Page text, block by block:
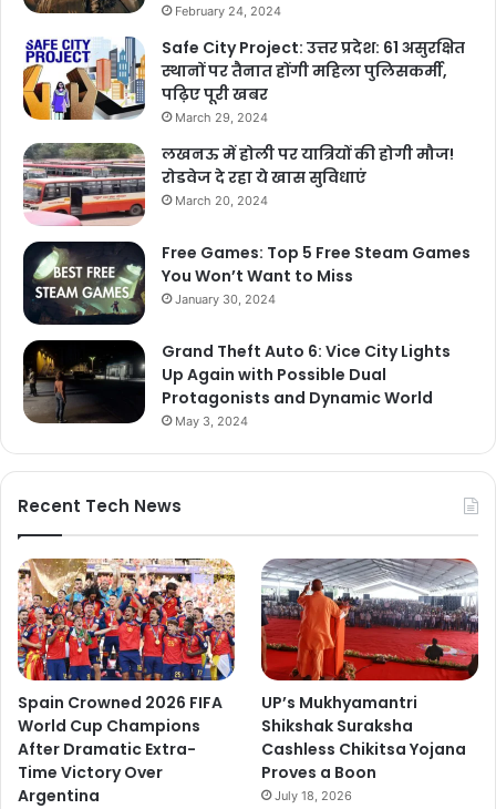
February 24, 2024
Safe City Project: उत्तर प्रदेश: 61 असुरक्षित
स्थानों पर तैनात होंगी महिला पुलिसकर्मी,
पढ़िए पूरी खबर
March 29, 2024
लखनऊ में होली पर यात्रियों की होगी मौज!
रोडवेज दे रहा ये खास सुविधाएं
March 20, 2024
Free Games: Top 5 Free Steam Games
You Won’t Want to Miss
January 30, 2024
Grand Theft Auto 6: Vice City Lights
Up Again with Possible Dual
Protagonists and Dynamic World
May 3, 2024
Recent Tech News
Spain Crowned 2026 FIFA
World Cup Champions
After Dramatic Extra-
Time Victory Over
Argentina
UP’s Mukhyamantri
Shikshak Suraksha
Cashless Chikitsa Yojana
Proves a Boon
July 18, 2026